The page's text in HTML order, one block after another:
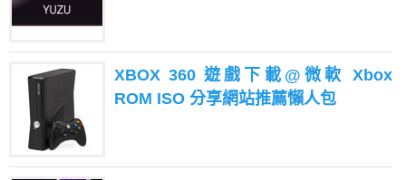
XBOX 360 遊戲下載@微軟 Xbox
ROM ISO 分享網站推薦懶人包